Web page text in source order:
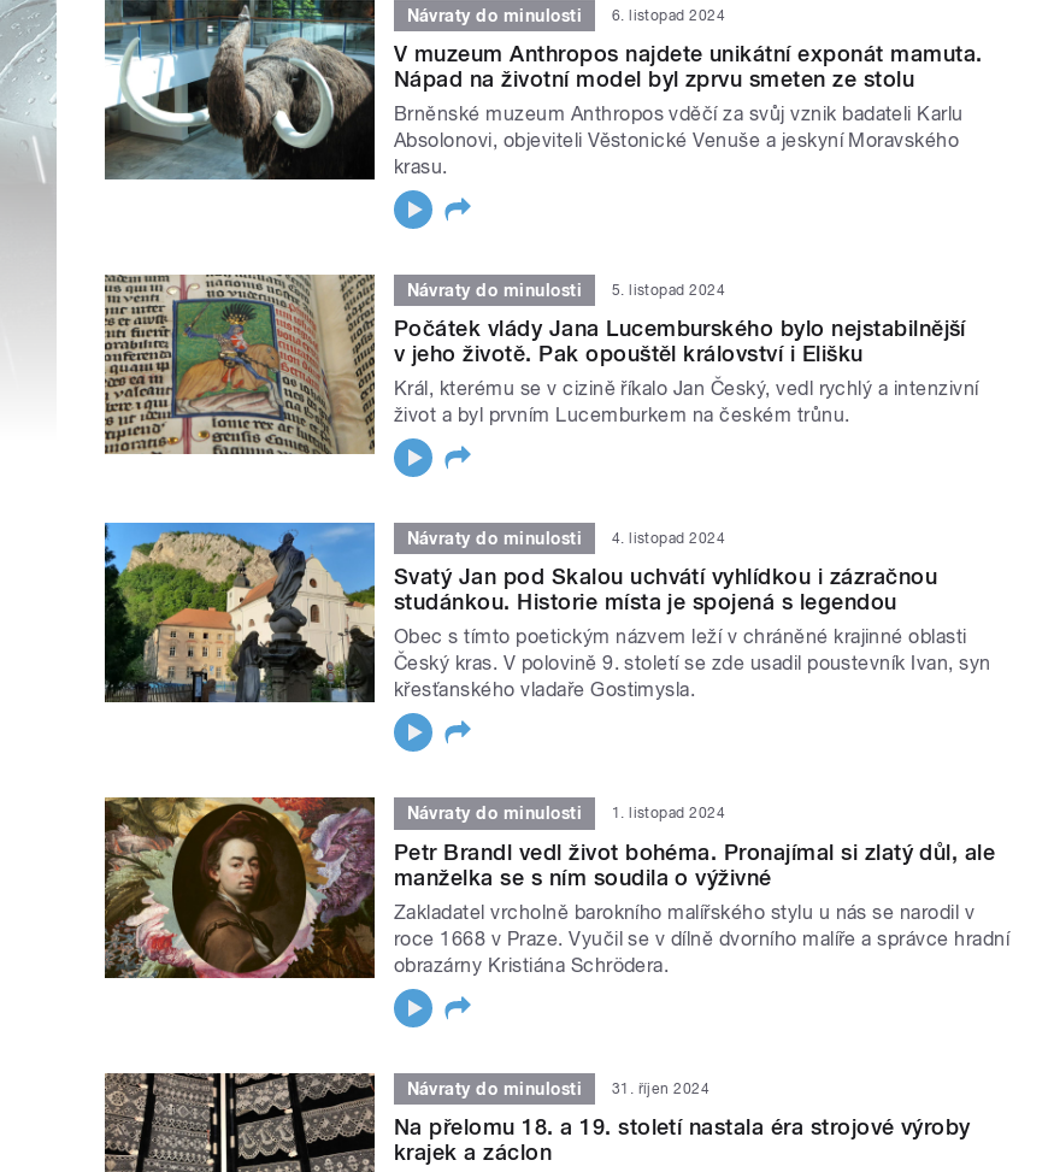
Návraty do minulosti 6. listopad 2024
V muzeum Anthropos najdete unikátní exponát mamuta.
Nápad na životní model byl zprvu smeten ze stolu
Brněnské muzeum Anthropos vděčí za svůj vznik badateli Karlu
Absolonovi, objeviteli Věstonické Venuše a jeskyní Moravského
krasu.
Návraty do minulosti 5. listopad 2024
Počátek vlády Jana Lucemburského bylo nejstabilnější
v jeho životě. Pak opouštěl království i Elišku
Král, kterému se v cizině říkalo Jan Český, vedl rychlý a intenzivní
život a byl prvním Lucemburkem na českém trůnu.
Návraty do minulosti 4. listopad 2024
Svatý Jan pod Skalou uchvátí vyhlídkou i zázračnou
studánkou. Historie místa je spojená s legendou
Obec s tímto poetickým názvem leží v chráněné krajinné oblasti
Český kras. V polovině 9. století se zde usadil poustevník Ivan, syn
křesťanského vladaře Gostimysla.
Návraty do minulosti 1. listopad 2024
Petr Brandl vedl život bohéma. Pronajímal si zlatý důl, ale
manželka se s ním soudila o výživné
Zakladatel vrcholně barokního malířského stylu u nás se narodil v
roce 1668 v Praze. Vyučil se v dílně dvorního malíře a správce hradní
obrazárny Kristiána Schrödera.
Návraty do minulosti 31. říjen 2024
Na přelomu 18. a 19. století nastala éra strojové výroby
krajek a záclon